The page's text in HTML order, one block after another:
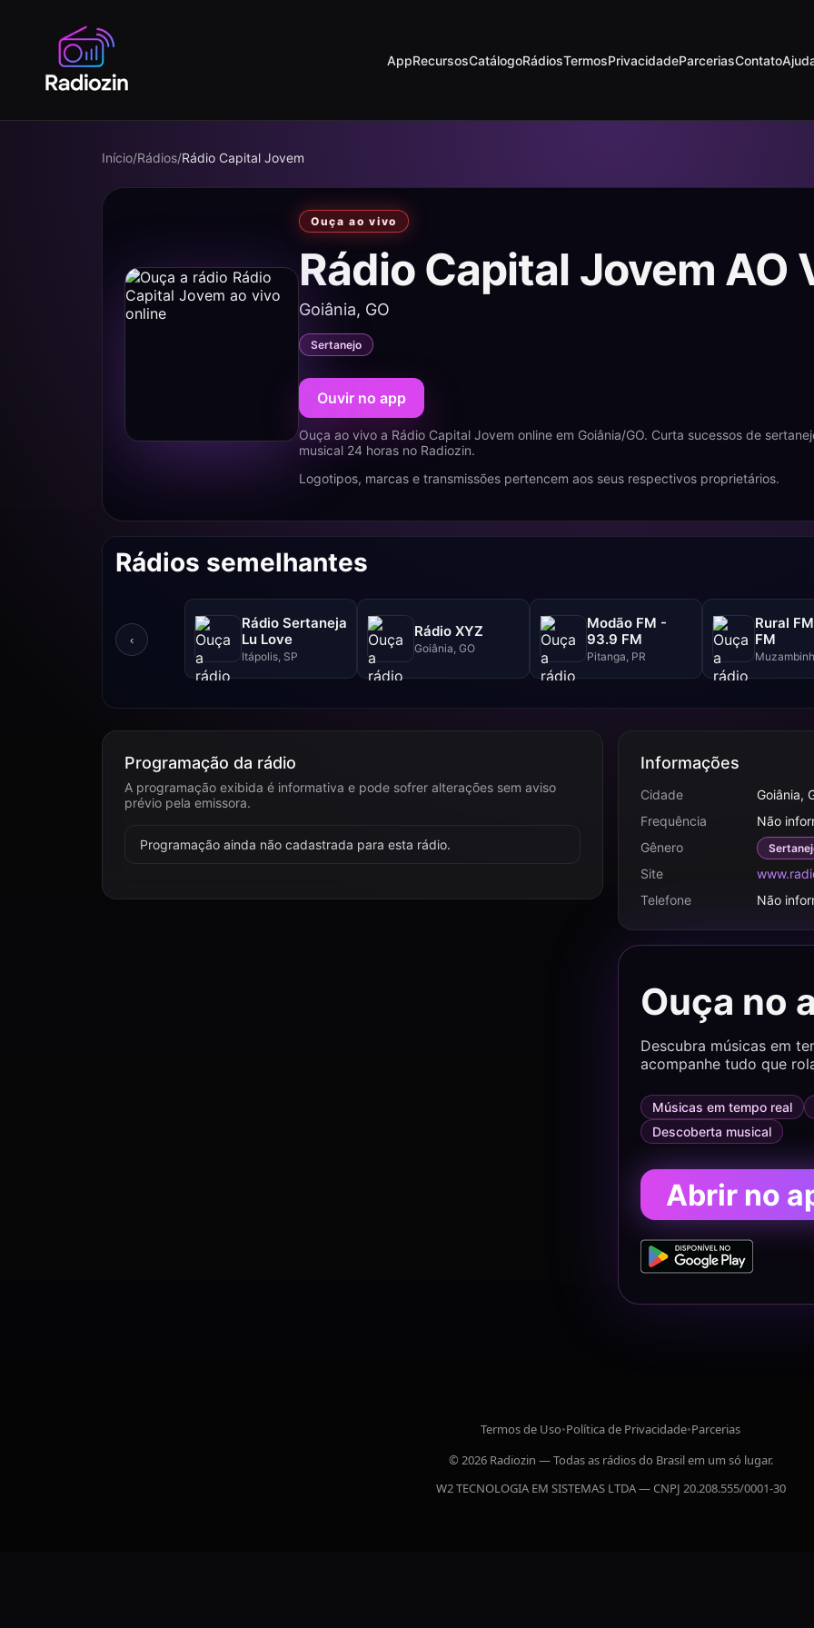
AppRecursosCatálogoRádiosTermosPrivacidadeParceriasContato
Início/Rádios/Rádio Capital Jovem
Ouça ao vivo
Rádio Capital Jovem AO
Goiânia, GO
Sertanejo
Ouvir no app
Ouça ao vivo a Rádio Capital Jovem online em Goiânia/GO. Curta sucessos de
musical 24 horas no Radiozin.
Logotipos, marcas e transmissões pertencem aos seus respectivos proprietários.
Rádios semelhantes
‹
Rádio Sertaneja
Lu Love
Itápolis, SP
Rádio XYZ
Goiânia, GO
Modão FM -
93.9 FM
Pitanga, PR
Rural
FM
Programação da rádio
A programação exibida é informativa e pode sofrer alterações sem aviso
prévio pela emissora.
Programação ainda não cadastrada para esta rádio.
Informações
Cidade
Goiânia,
Frequência
Não
Gênero
Site
Telefone
Não
Ouça no
Descubra músicas em
acompanhe tudo que
Músicas em tempo real
Descoberta musical
Abrir no
Termos de Uso•Política de Privacidade•Parcerias
© 2026 Radiozin — Todas as rádios do Brasil em um só lugar.
W2 TECNOLOGIA EM SISTEMAS LTDA — CNPJ 20.208.555/0001-30